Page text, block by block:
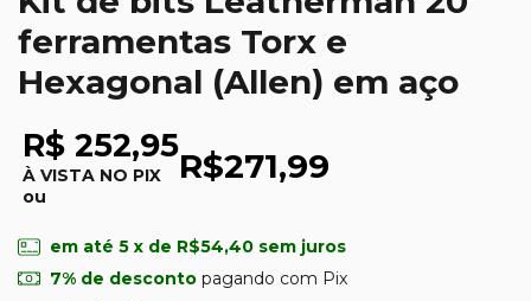
ferramentas Torx e
Hexagonal (Allen) em aço
R$ 252,95
À VISTA NO PIX
ou
R$271,99
em até 5 x de R$54,40 sem juros
7% de descontopagando com Pix